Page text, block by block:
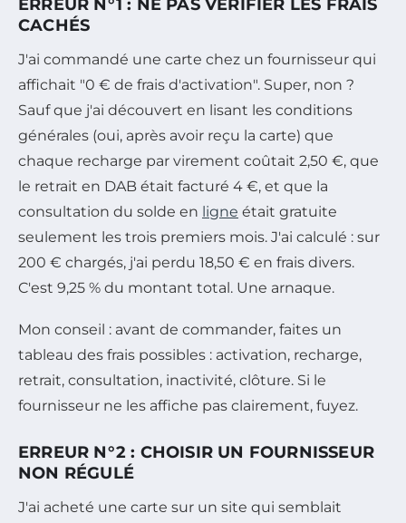
ERREUR N°1 : NE PAS VÉRIFIER LES FRAIS
CACHÉS
J'ai commandé une carte chez un fournisseur qui
affichait "0 € de frais d'activation". Super, non ?
Sauf que j'ai découvert en lisant les conditions
générales (oui, après avoir reçu la carte) que
chaque recharge par virement coûtait 2,50 €, que
le retrait en DAB était facturé 4 €, et que la
consultation du solde en ligne était gratuite
seulement les trois premiers mois. J'ai calculé : sur
200 € chargés, j'ai perdu 18,50 € en frais divers.
C'est 9,25 % du montant total. Une arnaque.
Mon conseil : avant de commander, faites un
tableau des frais possibles : activation, recharge,
retrait, consultation, inactivité, clôture. Si le
fournisseur ne les affiche pas clairement, fuyez.
ERREUR N°2 : CHOISIR UN FOURNISSEUR
NON RÉGULÉ
J'ai acheté une carte sur un site qui semblait